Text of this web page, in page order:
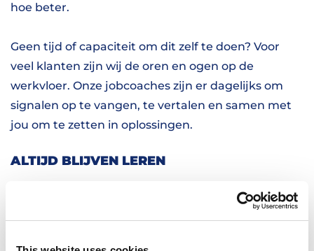
hoe beter.
Geen tijd of capaciteit om dit zelf te doen? Voor
veel klanten zijn wij de oren en ogen op de
werkvloer. Onze jobcoaches zijn er dagelijks om
signalen op te vangen, te vertalen en samen met
jou om te zetten in oplossingen.
ALTIJD BLIJVEN LEREN
verwachtingen, werkelijkheid en gedrag. Geen
Door vanaf de start data te verzamelen, kun je met